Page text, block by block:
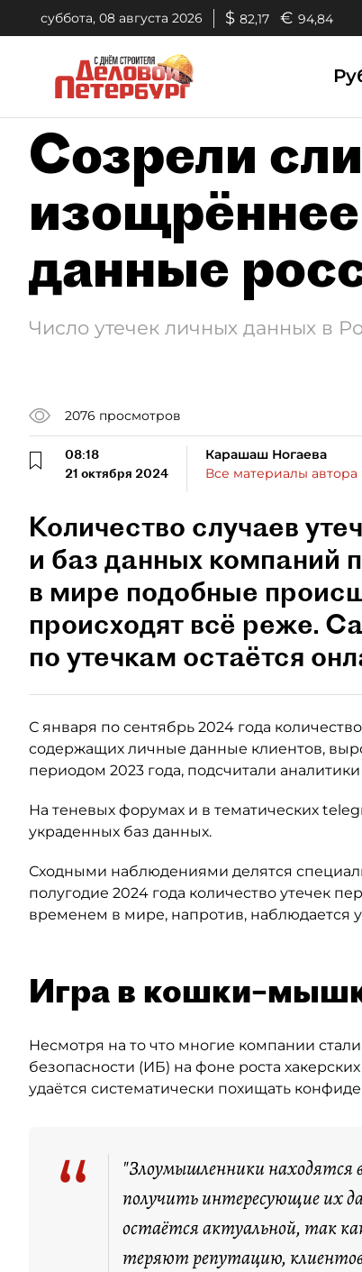
суббота, 08 августа 2026 $ 82,17 € 94,84
Созрели
данные
Число утечек личных данных в
2076 просмотров
08:18
21 октября 2024
Карашаш Ногаева
Все материалы автора
Количество случаев
и баз данных компаний
в мире подобные
происходят всё реже.
по утечкам остаётся
С января по сентябрь 2024 года
содержащих личные данные клиентов,
периодом 2023 года, подсчитали аналитики
На теневых форумах и в тематических
украденных баз данных.
Сходными наблюдениями делятся
полугодие 2024 года количество утечек
временем в мире, напротив, наблюдается
Игра в
Несмотря на то что многие компании
безопасности (ИБ) на фоне роста
удаётся систематически похищать
“
"Злоумышленники находятся
получить интересующие их
остаётся актуальной, так
теряют репутацию,